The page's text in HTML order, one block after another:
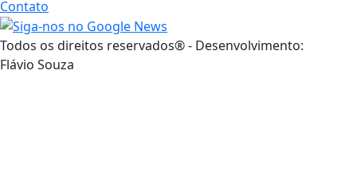
Contato
Todos os direitos reservados® - Desenvolvimento:
Flávio Souza